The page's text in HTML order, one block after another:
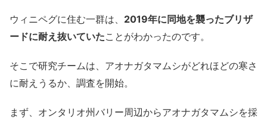
ウィニペグに住む一群は、 2019年に同地を襲ったブリザ
ードに耐え抜いていたことがわかったのです。
そこで研究チームは、アオナガタマムシがどれほどの寒さ
に耐えうるか、調査を開始。
まず、オンタリオ州バリー周辺からアオナガタマムシを採